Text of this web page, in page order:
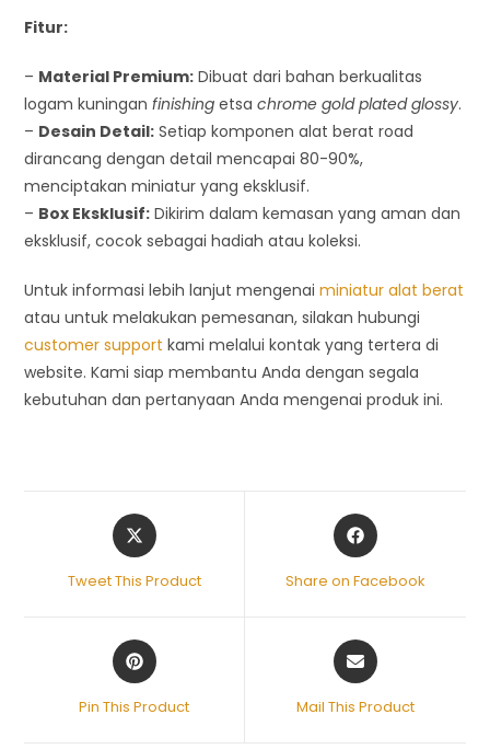
Fitur:
– Material Premium: Dibuat dari bahan berkualitas
logam kuninganfinishingetsachrome gold plated glossy.
– Desain Detail: Setiap komponen alat berat road
dirancang dengan detail mencapai 80-90%,
menciptakan miniatur yang eksklusif.
– Box Eksklusif: Dikirim dalam kemasan yang aman dan
eksklusif, cocok sebagai hadiah atau koleksi.
Untuk informasi lebih lanjut mengenaiminiatur alat berat
atau untuk melakukan pemesanan, silakan hubungi
customer support kami melalui kontak yang tertera di
website. Kami siap membantu Anda dengan segala
kebutuhan dan pertanyaan Anda mengenai produk ini.
Tweet This Product Share on Facebook
Pin This Product Mail This Product